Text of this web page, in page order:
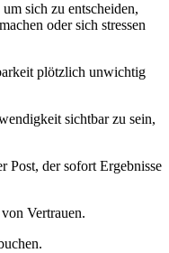
sich zu entscheiden,
oder sich stressen
plötzlich unwichtig
sichtbar zu sein,
Post, der sofort Ergebnisse
Vertrauen.